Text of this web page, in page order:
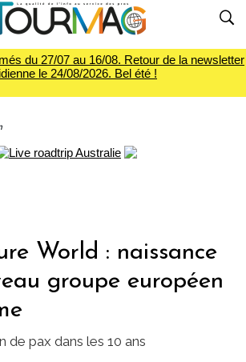
du 27/07 au 16/08. Retour de la newsletter
le 24/08/2026. Bel été !
World : naissance
groupe européen
de pax dans les 10 ans